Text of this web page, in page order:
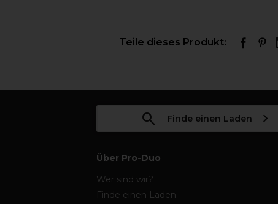
Teile dieses Produkt:
Finde einen Laden
Über Pro-Duo
Wer sind wir?
Finde einen Laden